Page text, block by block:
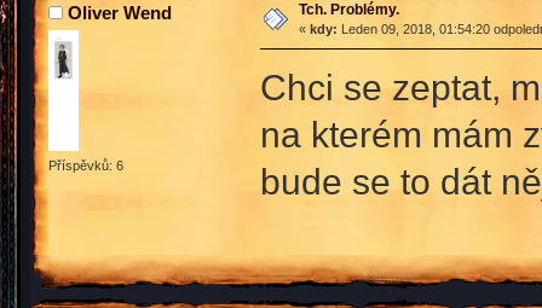
Oliver Wend
Příspěvků: 6
Tch. Problémy.
« kdy: Leden 09, 2018, 01:54:20
Chci se zeptat,
na kterém mám
bude se to dát